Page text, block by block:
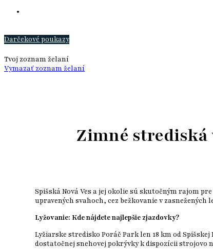
Darčekové poukazy
Tvoj zoznam želaní
Vymazať zoznam želaní
Zimné strediská
Spišská Nová Ves a jej okolie sú skutočným rajom
upravených svahoch, cez bežkovanie v
Lyžovanie: Kde nájdete najlepšie zjazdovky?
Lyžiarske stredisko Poráč Park len 18 km od
dostatočnej snehovej pokrývky k dispozícii strojovo